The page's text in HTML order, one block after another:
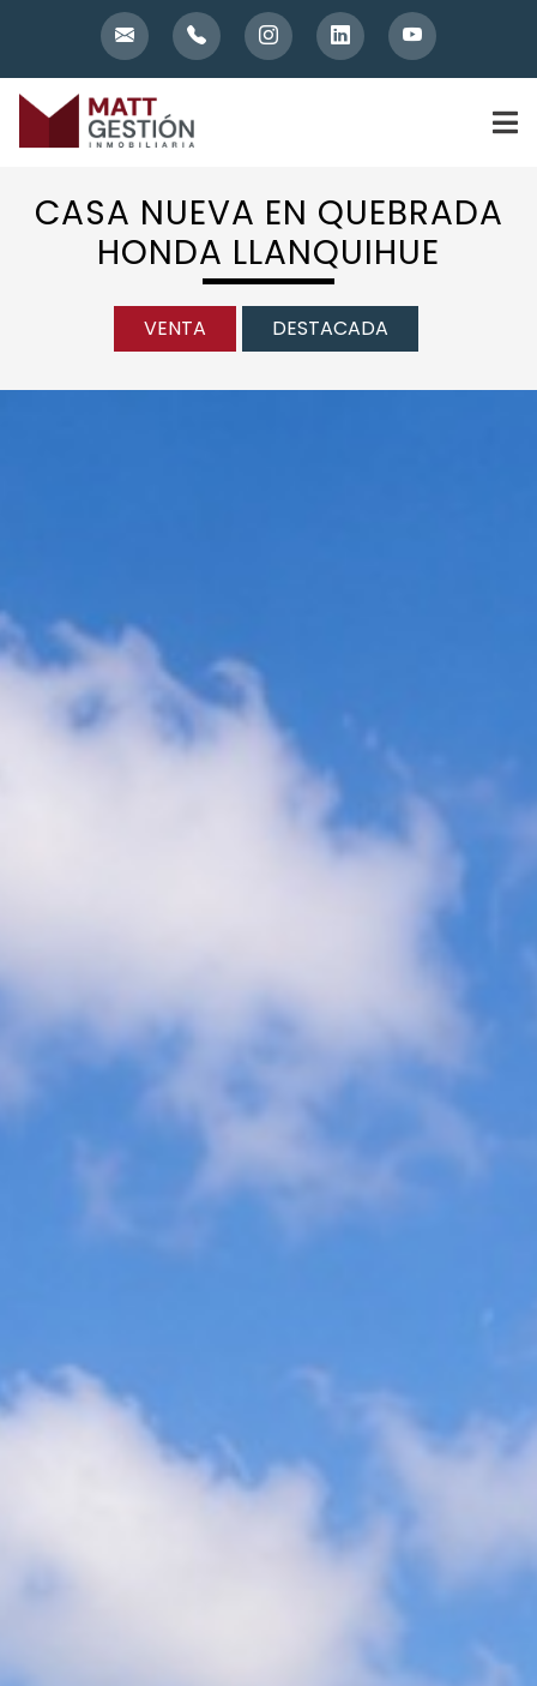
Skip
content
CASA NUEVA EN QUEBRADA
HONDA LLANQUIHUE
VENTA DESTACADA